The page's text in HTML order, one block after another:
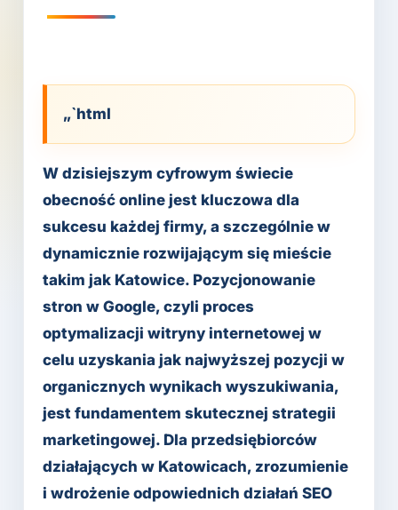
„`html
W dzisiejszym cyfrowym świecie
obecność online jest kluczowa dla
sukcesu każdej firmy, a szczególnie w
dynamicznie rozwijającym się mieście
takim jak Katowice. Pozycjonowanie
stron w Google, czyli proces
optymalizacji witryny internetowej w
celu uzyskania jak najwyższej pozycji w
organicznych wynikach wyszukiwania,
jest fundamentem skutecznej strategii
marketingowej. Dla przedsiębiorców
działających w Katowicach, zrozumienie
i wdrożenie odpowiednich działań SEO